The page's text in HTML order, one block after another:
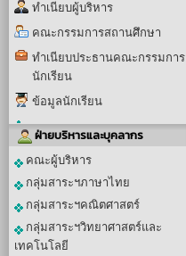
ทำเนียบผู้บริหาร
คณะกรรมการสถานศึกษา
ทำเนียบประธานคณะกรรมการ
นักเรียน
ข้อมูลนักเรียน
ฝ่ายบริหารและบุคลากร
คณะผู้บริหาร
กลุ่มสาระฯภาษาไทย
กลุ่มสาระฯคณิตศาสตร์
กลุ่มสาระฯวิทยาศาสตร์และ
เทคโนโลยี